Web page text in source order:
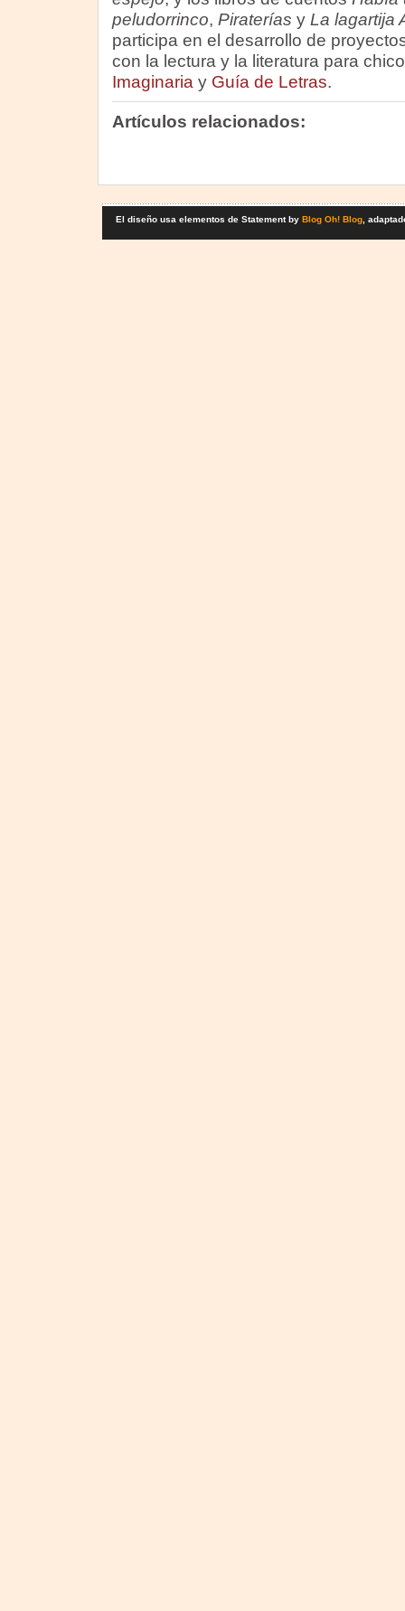
peludorrinco, Piraterías y La lagartija
participa en el desarrollo de
con la lectura y la literatura para
Imaginaria y Guía de Letras.
Artículos relacionados:
El diseño usa elementos de Statement by Blog Oh! Blog,